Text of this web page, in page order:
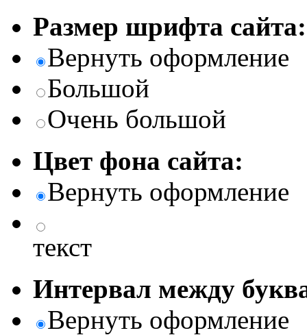
Размер шрифта сайта:
Вернуть оформление
Большой
Очень большой
Цвет фона сайта:
Вернуть оформление
текст
Интервал между
Вернуть оформление